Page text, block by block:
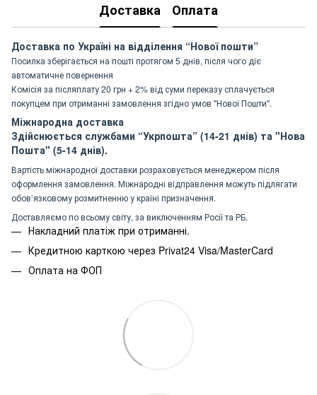
Доставка Оплата
Доставка по Україні на відділення “Нової пошти”
Посилка зберігається на пошті протягом 5 днів, після чого діє
автоматичне повернення
Комісія за післяплату 20 грн + 2% від суми переказу сплачується
покупцем при отриманні замовлення згідно умов "Нової Пошти".
Міжнародна доставка
Здійснюється службами “Укрпошта” (14-21 днів) та "Нова
Пошта" (5-14 днів).
Вартість міжнародної доставки розраховується менеджером після
оформлення замовлення. Міжнародні відправлення можуть підлягати
обов’язковому розмитненню у країні призначення.
Доставляємо по всьому світу, за виключенням Росії та РБ.
Накладний платіж при отриманні.
Кредитною карткою через Privat24 Visa/MasterCard
Оплата на ФОП